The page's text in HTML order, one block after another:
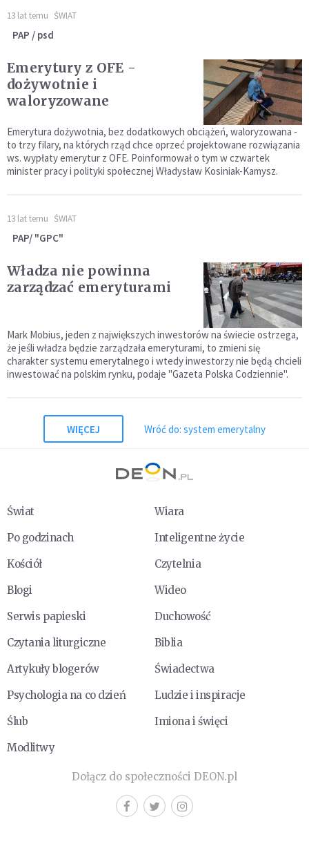
13 lat temu ŚWIAT
PAP / psd
Emerytury z OFE -
dożywotnie i
waloryzowane
Emerytura dożywotnia, bez dodatkowych obciążeń, waloryzowana -
to trzy filary, na których rząd chce oprzeć projektowane rozwiązania
ws. wypłaty emerytur z OFE. Poinformował o tym w czwartek
minister pracy i polityki społecznej Władysław Kosiniak-Kamysz.
13 lat temu ŚWIAT
PAP/ "GPC"
Władza nie powinna
zarządzać emeryturami
Mark Mobius, jeden z największych inwestorów na świecie ostrzega,
że jeśli władza będzie zarządzała emeryturami, to zmieni się
charakter systemu emerytalnego i wtedy inwestorzy nie będą chcieli
inwestować na polskim rynku, podaje "Gazeta Polska Codziennie".
WIĘCEJ Wróć do: system emerytalny
Świat
Wiara
Po godzinach
Inteligentne życie
Kościół
Czytelnia
Blogi
Wideo
Serwis papieski
Duchowość
Czytania liturgiczne
Biblia
Artykuły blogerów
Świadectwa
Psychologia na co dzień
Ludzie i inspiracje
Ślub
Imiona i święci
Modlitwy
Dołącz do społeczności DEON.pl